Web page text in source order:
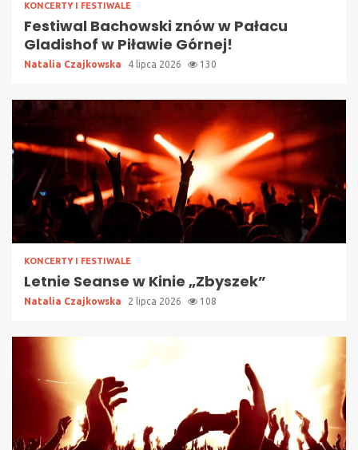
KONCERTY I FESTIWALE
Festiwal Bachowski znów w Pałacu
Gladishof w Piławie Górnej!
Natalia Czajkowska 4 lipca 2026 130
KONCERTY I FESTIWALE
Letnie Seanse w Kinie „Zbyszek”
Natalia Czajkowska 2 lipca 2026 108